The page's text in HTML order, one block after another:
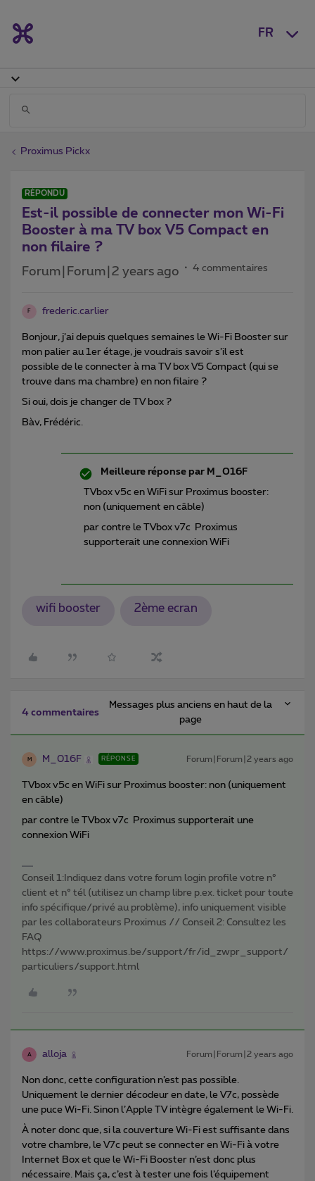
FR
Proximus Pickx
RÉPONDU
Est-il possible de connecter mon Wi-Fi
Booster à ma TV box V5 Compact en
non filaire ?
Forum|Forum|2 years ago 4 commentaires
F frederic.carlier
Bonjour, j’ai depuis quelques semaines le Wi-Fi Booster sur
mon palier au 1er étage, je voudrais savoir s’il est
possible de le connecter à ma TV box V5 Compact (qui se
trouve dans ma chambre) en non filaire ?
Si oui, dois je changer de TV box ?
Bàv, Frédéric.
Meilleure réponse par M_016F
TVbox v5c en WiFi sur Proximus booster:
non (uniquement en câble)
par contre le TVbox v7c Proximus
supporterait une connexion WiFi
wifi booster 2ème ecran
4 commentaires
Messages plus anciens en haut de la
page
M M_016F RÉPONSE Forum|Forum|2 years ago
TVbox v5c en WiFi sur Proximus booster: non (uniquement
en câble)
par contre le TVbox v7c Proximus supporterait une
connexion WiFi
Conseil 1:Indiquez dans votre forum login profile votre n°
client et n° tél (utilisez un champ libre p.ex. ticket pour toute
info spécifique/privé au problème), info uniquement visible
par les collaborateurs Proximus // Conseil 2: Consultez les
FAQ
https://www.proximus.be/support/fr/id_zwpr_support/
particuliers/support.html
A alloja Forum|Forum|2 years ago
Non donc, cette configuration n’est pas possible.
Uniquement le dernier décodeur en date, le V7c, possède
une puce Wi-Fi. Sinon l’Apple TV intègre également le Wi-Fi.
À noter donc que, si la couverture Wi-Fi est suffisante dans
votre chambre, le V7c peut se connecter en Wi-Fi à votre
Internet Box et que le Wi-Fi Booster n’est donc plus
nécessaire. Mais ça, c’est à tester une fois l’équipement